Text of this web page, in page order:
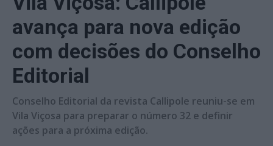
avança para nova edição
com decisões do Conselho
Editorial
Conselho Editorial da revista Callipole reuniu-se em
Vila Viçosa para preparar o número 32 e definir
ações para a próxima edição.